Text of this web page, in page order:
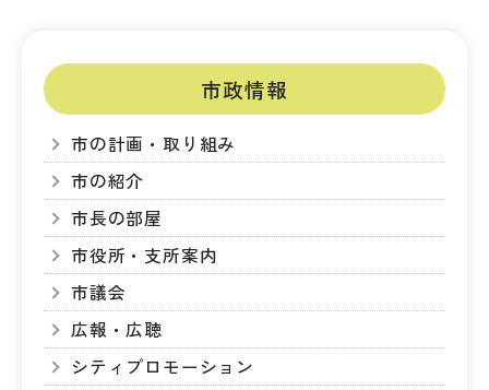
市政情報
市の計画・取り組み
市の紹介
市長の部屋
市役所・支所案内
市議会
広報・広聴
シティプロモーション